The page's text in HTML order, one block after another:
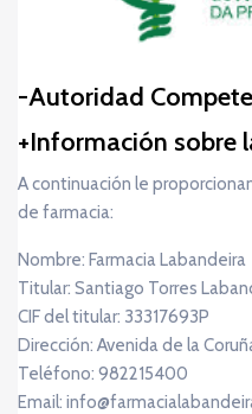
Autoridad
Información sobre
A continuación le
de farmacia:
Nombre: Farmacia Labandeira
Titular: Santiago Torres
CIF del titular: 33317693P
Dirección: Avenida de la
Teléfono: 982215400
Email: